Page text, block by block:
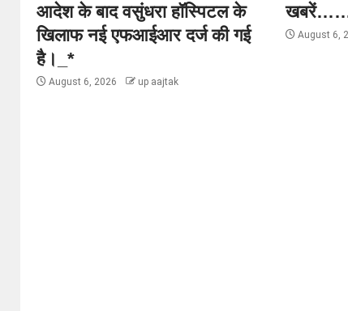
आदेश के बाद वसुंधरा हॉस्पिटल के
खिलाफ नई एफआईआर दर्ज की गई
है।_*
August 6, 2026 up aajtak
August 6,